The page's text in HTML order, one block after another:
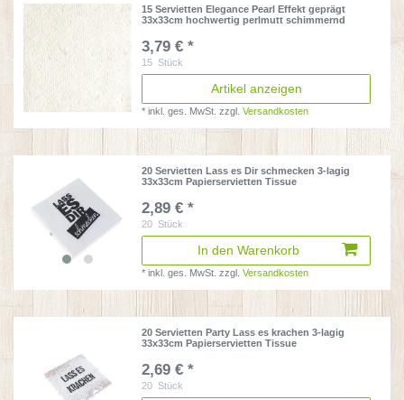
15 Servietten Elegance Pearl Effekt geprägt
33x33cm hochwertig perlmutt schimmernd
3,79 € *
15 Stück
Artikel anzeigen
*inkl. ges. MwSt. zzgl.Versandkosten
20 Servietten Lass es Dir schmecken 3-lagig
33x33cm Papierservietten Tissue
2,89 € *
20 Stück
In den Warenkorb
*inkl. ges. MwSt. zzgl.Versandkosten
20 Servietten Party Lass es krachen 3-lagig
33x33cm Papierservietten Tissue
2,69 € *
20 Stück